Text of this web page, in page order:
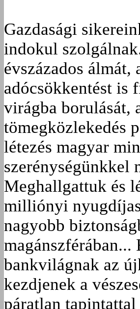
Gazdasági
indokul
évszázados álmát,
adócsökkentést is
virágba borulását,
tömegközlekedés
létezés magyar
szerénységünkkel
Meghallgattuk és
milliónyi
nagyobb
bankvilágnak az
kezdjenek a
páratlan